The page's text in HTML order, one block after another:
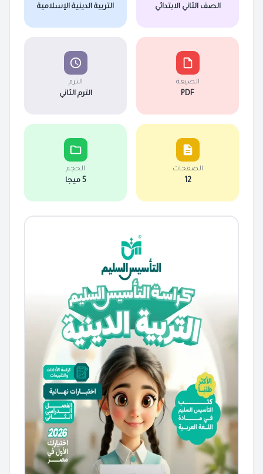
الصف الثاني الابتدائي التربية الدينية الإسلامية
الصيغة
PDF
الترم
الترم الثاني
الصفحات
12
الحجم
5 ميجا